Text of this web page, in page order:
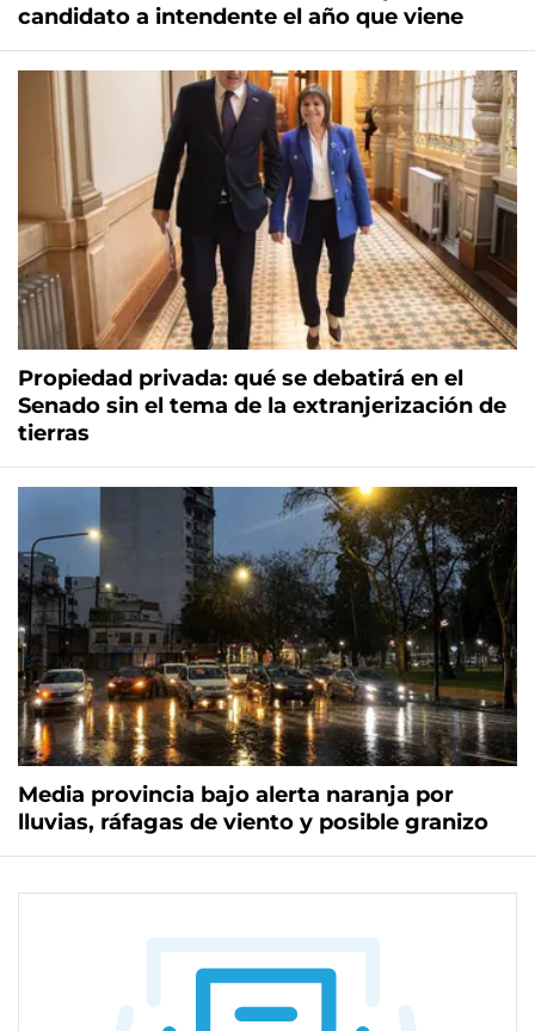
candidato a intendente el año que viene
Propiedad privada: qué se debatirá en el
Senado sin el tema de la extranjerización de
tierras
Media provincia bajo alerta naranja por
lluvias, ráfagas de viento y posible granizo